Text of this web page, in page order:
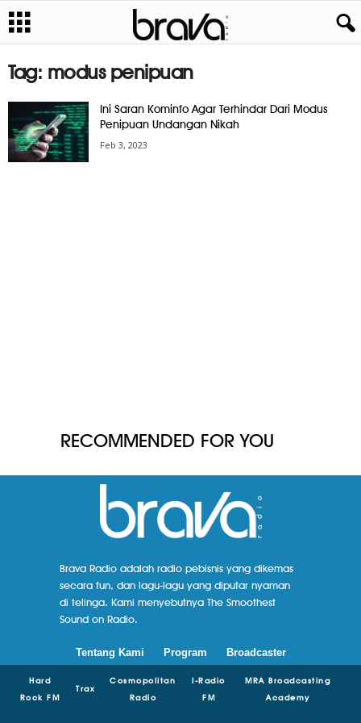
Tag: modus penipuan
Ini Saran Kominfo Agar Terhindar Dari Modus
Penipuan Undangan Nikah
Feb 3, 2023
RECOMMENDED FOR YOU
Brava Radio adalah radio pebisnis yang dikemas
secara fun, dan lagu-lagu yang diputar nyaman
di telinga. Kami menyebutnya The Smoothest
Sound on Radio.
Tentang Kami Program Broadcaster
Hard
Rock FM
Trax
Cosmopolitan
Radio
I-Radio
FM
MRA Broadcasting
Academy